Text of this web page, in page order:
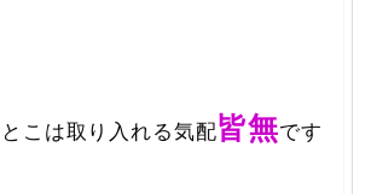
こは取り入れる気配皆無です